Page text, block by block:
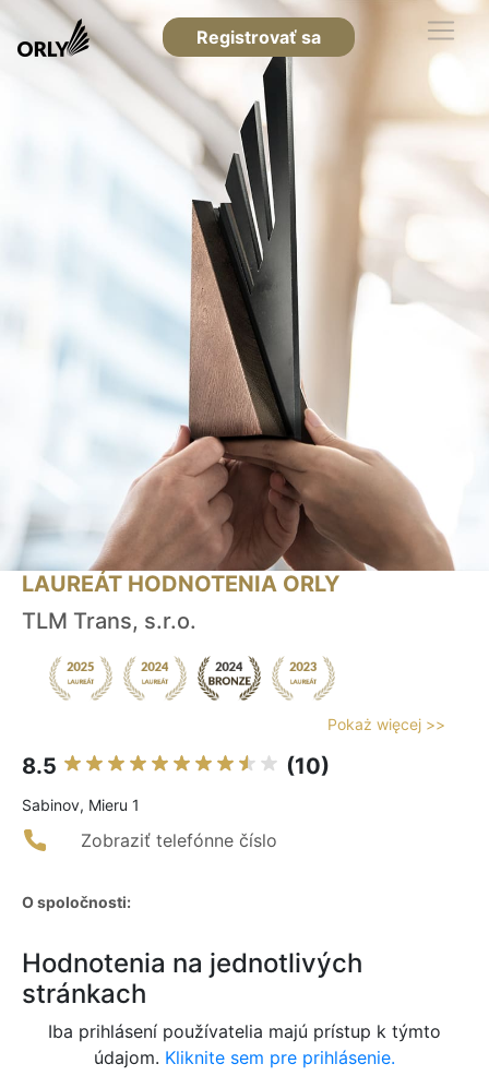
Registrovať sa
LAUREÁT HODNOTENIA ORLY
TLM Trans, s.r.o.
Pokaż więcej >>
8.5 (10)
Sabinov, Mieru 1
Zobraziť telefónne číslo
O spoločnosti:
Hodnotenia na jednotlivých
stránkach
Iba prihlásení používatelia majú prístup k týmto
údajom. Kliknite sem pre prihlásenie.